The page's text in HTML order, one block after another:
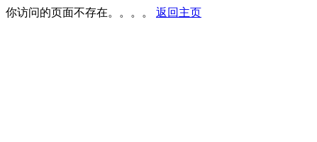
你访问的页面不存在。。。。 返回主页